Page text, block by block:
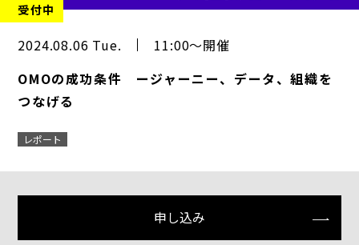
受付中
2024.08.06 Tue.
11:00～開催
OMOの成功条件 ージャーニー、データ、組織を
つなげる
レポート
申し込み